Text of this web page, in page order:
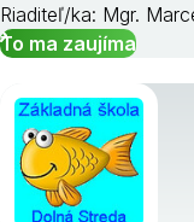
Riaditeľ/ka: Mgr.
To ma zaujíma